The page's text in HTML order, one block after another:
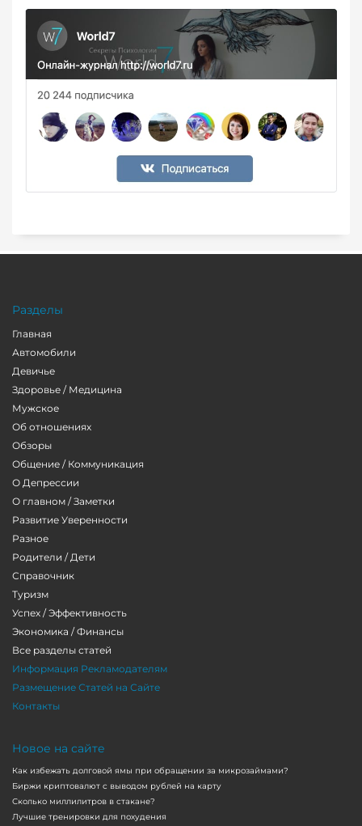
Разделы
Главная
Автомобили
Девичье
Здоровье / Медицина
Мужское
Об отношениях
Обзоры
Общение / Коммуникация
О Депрессии
О главном / Заметки
Развитие Уверенности
Разное
Родители / Дети
Справочник
Туризм
Успех / Эффективность
Экономика / Финансы
Все разделы статей
Информация Рекламодателям
Размещение Статей на Сайте
Контакты
Новое на сайте
Как избежать долговой ямы при обращении за микрозаймами?
Биржи криптовалют с выводом рублей на карту
Сколько миллилитров в стакане?
Лучшие тренировки для похудения